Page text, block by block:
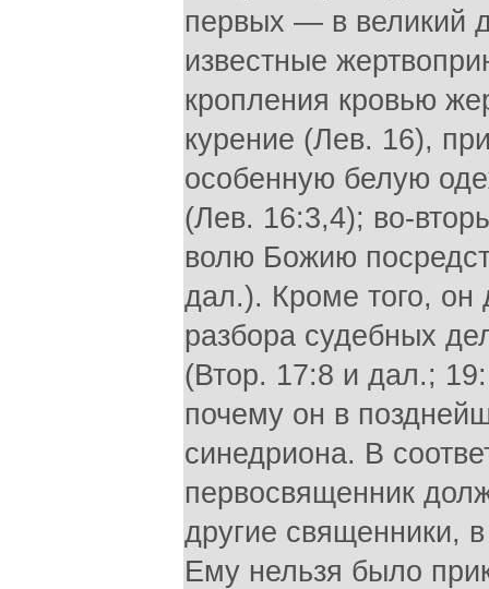
первых — в великий
известные
кропления кровью
курение (Лев. 16),
особенную белую
(Лев. 16:3,4); во-
волю Божию
дал.). Кроме того, он
разбора судебных
(Втор. 17:8 и дал.;
почему он в
синедриона. В
первосвященник
другие священники,
Ему нельзя было